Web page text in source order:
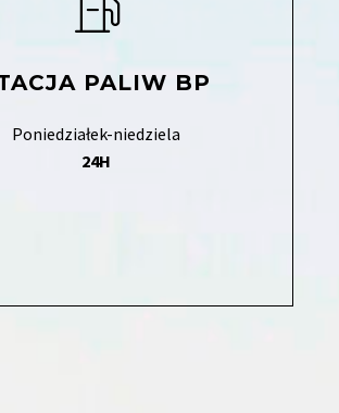
PALIW BP
Poniedziałek-niedziela
24H